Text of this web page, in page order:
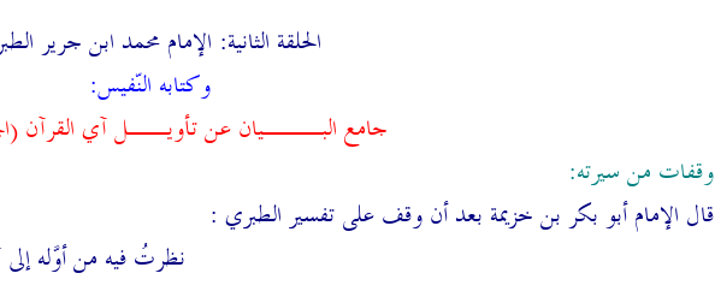
الحلقة الثانية: الإمام محمد ابن جرير
وكتابه النّفيس:
جامع البـــيان عن تأويــل آي القرآن
وقفات من سيرته:
قال الإمام أبو بكر بن خزيمة بعد أن وقف على تفسير الطبري :
نظرتُ فيه من أوَّله